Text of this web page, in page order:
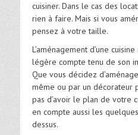
cuisiner. Dans le cas des
rien à faire. Mais si vous
pensez à votre taille.
L’aménagement d’une
légère compte tenu de son
Que vous décidez
même ou par un décorateur
pas d’avoir le plan de votre
en compte aussi les
dessus.